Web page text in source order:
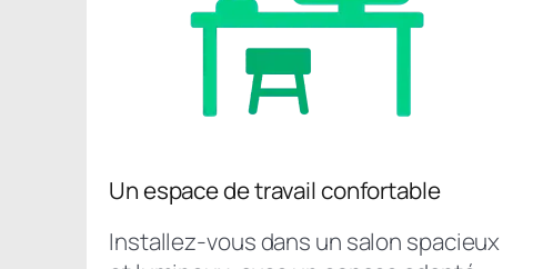
Un espace de travail confortable
Installez-vous dans un salon spacieux